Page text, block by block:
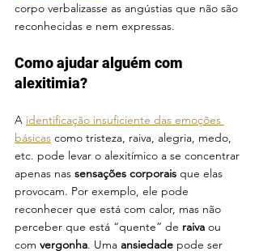
corpo verbalizasse as angústias que não são
reconhecidas e nem expressas.
Como ajudar alguém com
alexitimia?
A identificação insuficiente das emoções
básicas como tristeza, raiva, alegria, medo,
etc. pode levar o alexitímico a se concentrar
apenas nas sensações corporais que elas
provocam. Por exemplo, ele pode
reconhecer que está com calor, mas não
perceber que está “quente” de raiva ou
com vergonha. Uma ansiedade pode ser